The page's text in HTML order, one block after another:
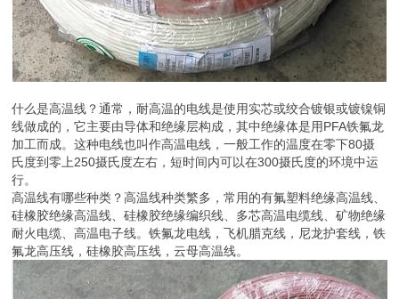
什么是高温线？通常，耐高温的电线是使用实芯或绞合镀银或镀镍铜
线做成的，它主要由导体和绝缘层构成，其中绝缘体是用PFA铁氟龙
加工而成。这种电线也叫作高温电线，一般工作的温度在零下80摄
氏度到零上250摄氏度左右，短时间内可以在300摄氏度的环境中运
行。
高温线有哪些种类？高温线种类繁多，常用的有氟塑料绝缘高温线、
硅橡胶绝缘高温线、硅橡胶绝缘编织线、多芯高温电缆线、矿物绝缘
耐火电缆、高温电子线。铁氟龙电线，飞机腊克线，尼龙护套线，铁
氟龙高压线，硅橡胶高压线，云母高温线。